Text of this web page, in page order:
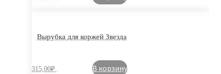
Вырубка для коржей Звезда
315,00₽ В корзину